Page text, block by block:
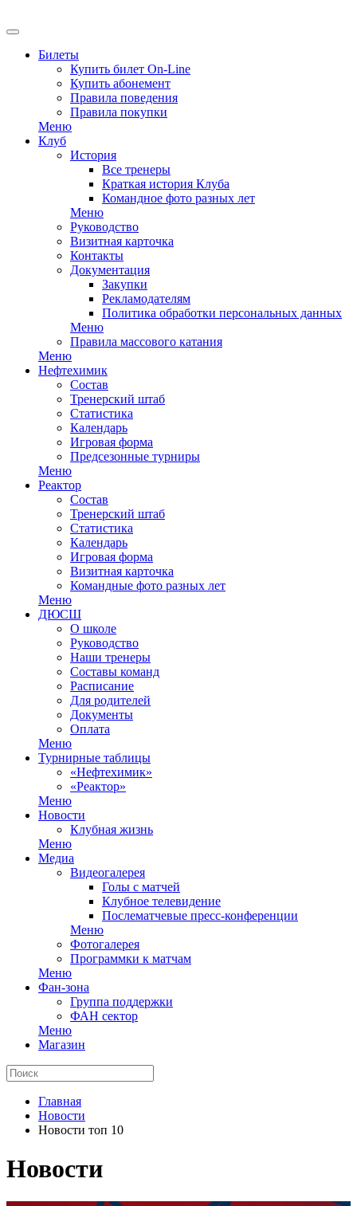
Билеты
Купить билет On-Line
Купить абонемент
Правила поведения
Правила покупки
Меню
Клуб
История
Все тренеры
Краткая история Клуба
Командное фото разных лет
Меню
Руководство
Визитная карточка
Контакты
Документация
Закупки
Рекламодателям
Политика обработки персональных данных
Меню
Правила массового катания
Меню
Нефтехимик
Состав
Тренерский штаб
Статистика
Календарь
Игровая форма
Предсезонные турниры
Меню
Реактор
Состав
Тренерский штаб
Статистика
Календарь
Игровая форма
Визитная карточка
Командные фото разных лет
Меню
ДЮСШ
О школе
Руководство
Наши тренеры
Составы команд
Расписание
Для родителей
Документы
Оплата
Меню
Турнирные таблицы
«Нефтехимик»
«Реактор»
Меню
Новости
Клубная жизнь
Меню
Медиа
Видеогалерея
Голы с матчей
Клубное телевидение
Послематчевые пресс-конференции
Меню
Фотогалерея
Программки к матчам
Меню
Фан-зона
Группа поддержки
ФАН сектор
Меню
Магазин
Главная
Новости
Новости топ 10
Новости